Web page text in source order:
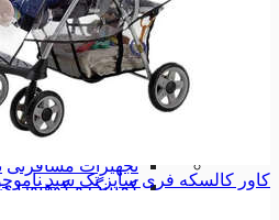
دوربین عکاسی و
لوازم جانبی عکاسی
موبایل موبایل
لوازم جانبی موبایل
همه دسته بندی های
تجهیزات مسافرتی
کمپینگ و کوهنوردی
همه دسته بندی
کاور کالسکه فری سایز تک سبد